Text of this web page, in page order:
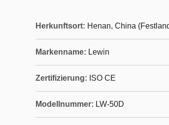
Herkunftsort: Henan, China
Markenname: Lewin
Zertifizierung: ISO CE
Modellnummer: LW-50D